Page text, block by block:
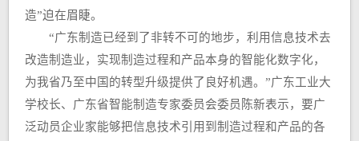
造”迫在眉睫。
“广东制造已经到了非转不可的地步，利用信息技术去
改造制造业，实现制造过程和产品本身的智能化数字化，
为我省乃至中国的转型升级提供了良好机遇。”广东工业大
学校长、广东省智能制造专家委员会委员陈新表示，要广
泛动员企业家能够把信息技术引用到制造过程和产品的各